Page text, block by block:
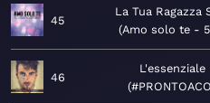
45
La Tua Ragazza
Amo solo te -
46
L'essenziale